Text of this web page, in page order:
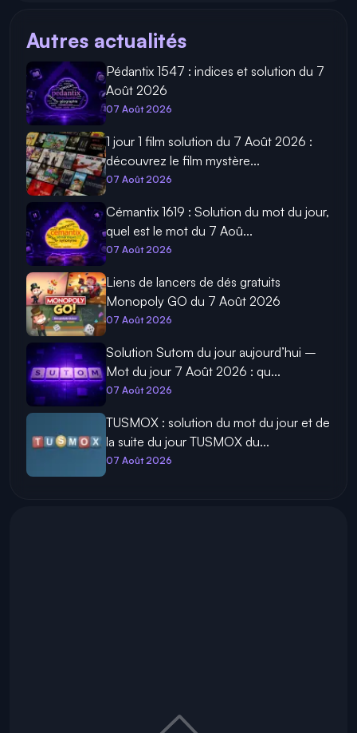
Autres actualités
Pédantix 1547 : indices et solution du 7
Août 2026
07 Août 2026
1 jour 1 film solution du 7 Août 2026 :
découvrez le film mystère...
07 Août 2026
Cémantix 1619 : Solution du mot du jour,
quel est le mot du 7 Aoû...
07 Août 2026
Liens de lancers de dés gratuits
Monopoly GO du 7 Août 2026
07 Août 2026
Solution Sutom du jour aujourd’hui –
Mot du jour 7 Août 2026 : qu...
07 Août 2026
TUSMOX : solution du mot du jour et de
la suite du jour TUSMOX du...
07 Août 2026